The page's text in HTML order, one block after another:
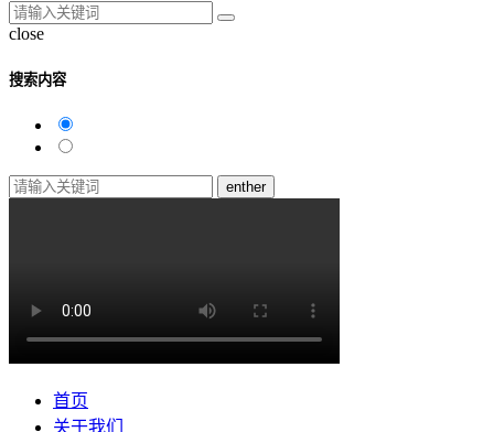
close
搜索内容
enther
首页
关于我们